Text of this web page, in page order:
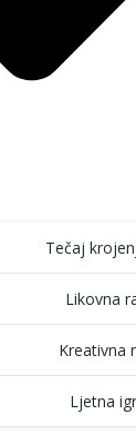
Tečaj
Likovna
Kreativna
Ljetna